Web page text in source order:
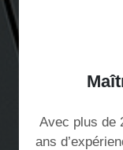
Avec plus de
ans